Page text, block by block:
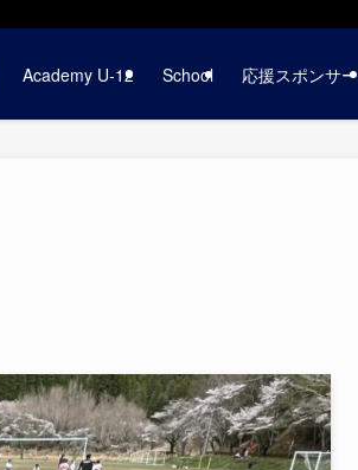
Academy U-12 School 応援スポンサー